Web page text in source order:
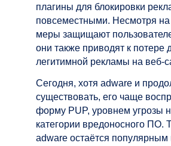
плагины для блокировки
повсеместными. Несмотря на
меры защищают
они также приводят к потере
легитимной рекламы на веб-
Сегодня, хотя adware и
существовать, его чаще
форму PUP, уровнем угрозы
категории вредоносного ПО.
adware остаётся популярным